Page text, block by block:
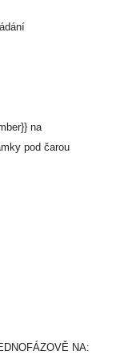
na
pod čarou
NA: